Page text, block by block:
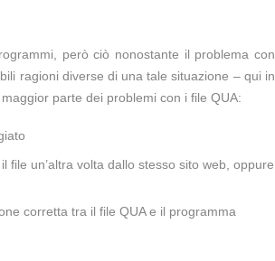
però ciò nonostante il problema con
ragioni diverse di una tale situazione – qui in
parte dei problemi con i file QUA:
un’altra volta dallo stesso sito web, oppure
corretta tra il file QUA e il programma